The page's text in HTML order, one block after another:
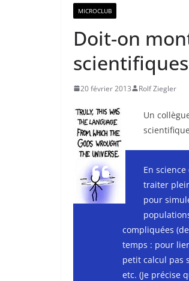
MICROCLUB
Doit-on
20 février 2013 Rolf Ziegler
Un
En
traiter
pour
compliquées
temps : pour
petit calcul pas
etc. (Je précise